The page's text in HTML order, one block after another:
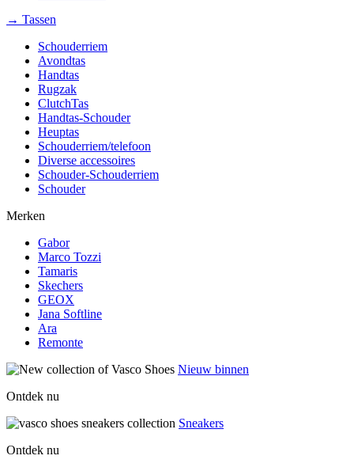
→ Tassen
Schouderriem
Avondtas
Handtas
Rugzak
ClutchTas
Handtas-Schouder
Heuptas
Schouderriem/telefoon
Diverse accessoires
Schouder-Schouderriem
Schouder
Merken
Gabor
Marco Tozzi
Tamaris
Skechers
GEOX
Jana Softline
Ara
Remonte
Nieuw binnen
Ontdek nu
Sneakers
Ontdek nu